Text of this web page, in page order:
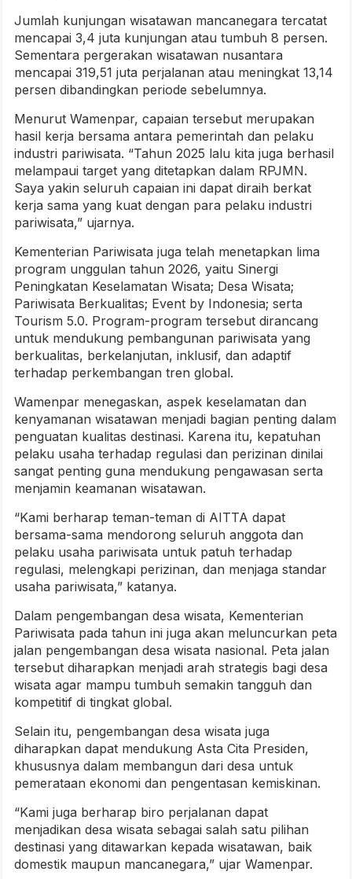
Jumlah kunjungan wisatawan mancanegara tercatat
mencapai 3,4 juta kunjungan atau tumbuh 8 persen.
Sementara pergerakan wisatawan nusantara
mencapai 319,51 juta perjalanan atau meningkat 13,14
persen dibandingkan periode sebelumnya.
Menurut Wamenpar, capaian tersebut merupakan
hasil kerja bersama antara pemerintah dan pelaku
industri pariwisata. “Tahun 2025 lalu kita juga berhasil
melampaui target yang ditetapkan dalam RPJMN.
Saya yakin seluruh capaian ini dapat diraih berkat
kerja sama yang kuat dengan para pelaku industri
pariwisata,” ujarnya.
Kementerian Pariwisata juga telah menetapkan lima
program unggulan tahun 2026, yaitu Sinergi
Peningkatan Keselamatan Wisata; Desa Wisata;
Pariwisata Berkualitas; Event by Indonesia; serta
Tourism 5.0. Program-program tersebut dirancang
untuk mendukung pembangunan pariwisata yang
berkualitas, berkelanjutan, inklusif, dan adaptif
terhadap perkembangan tren global.
Wamenpar menegaskan, aspek keselamatan dan
kenyamanan wisatawan menjadi bagian penting dalam
penguatan kualitas destinasi. Karena itu, kepatuhan
pelaku usaha terhadap regulasi dan perizinan dinilai
sangat penting guna mendukung pengawasan serta
menjamin keamanan wisatawan.
“Kami berharap teman-teman di AITTA dapat
bersama-sama mendorong seluruh anggota dan
pelaku usaha pariwisata untuk patuh terhadap
regulasi, melengkapi perizinan, dan menjaga standar
usaha pariwisata,” katanya.
Dalam pengembangan desa wisata, Kementerian
Pariwisata pada tahun ini juga akan meluncurkan peta
jalan pengembangan desa wisata nasional. Peta jalan
tersebut diharapkan menjadi arah strategis bagi desa
wisata agar mampu tumbuh semakin tangguh dan
kompetitif di tingkat global.
Selain itu, pengembangan desa wisata juga
diharapkan dapat mendukung Asta Cita Presiden,
khususnya dalam membangun dari desa untuk
pemerataan ekonomi dan pengentasan kemiskinan.
“Kami juga berharap biro perjalanan dapat
menjadikan desa wisata sebagai salah satu pilihan
destinasi yang ditawarkan kepada wisatawan, baik
domestik maupun mancanegara,” ujar Wamenpar.